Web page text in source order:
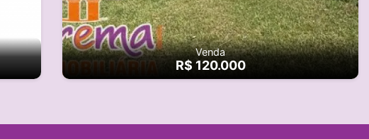
Venda
R$ 120.000